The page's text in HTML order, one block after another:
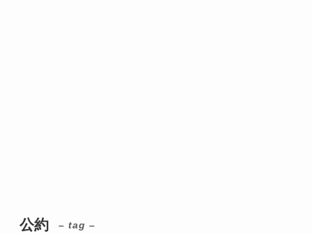
公約 – tag –